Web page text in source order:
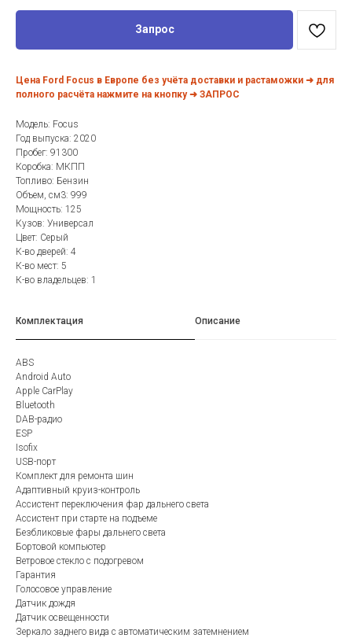
Запрос
Цена Ford Focus в Европе без учёта доставки и растаможки ➜ для
полного расчёта нажмите на кнопку ➜ ЗАПРОС
Модель: Focus
Год выпуска: 2020
Пробег: 91300
Коробка: МКПП
Топливо: Бензин
Объем, см3: 999
Мощность: 125
Кузов: Универсал
Цвет: Серый
К-во дверей: 4
К-во мест: 5
К-во владельцев: 1
Комплектация Описание
ABS
Android Auto
Apple CarPlay
Bluetooth
DAB-радио
ESP
Isofix
USB-порт
Комплект для ремонта шин
Адаптивный круиз-контроль
Ассистент переключения фар дальнего света
Ассистент при старте на подъеме
Безбликовые фары дальнего света
Бортовой компьютер
Ветровое стекло с подогревом
Гарантия
Голосовое управление
Датчик дождя
Датчик освещенности
Зеркало заднего вида с автоматическим затемнением